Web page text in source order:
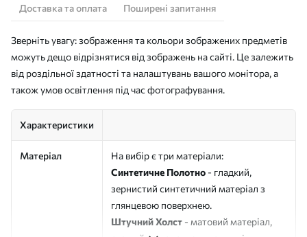
Доставка та оплата
Поширені запитання
Зверніть увагу: зображення та кольори зображених предметів
можуть дещо відрізнятися від зображень на сайті. Це залежить
від роздільної здатності та налаштувань вашого монітора, а
також умов освітлення під час фотографування.
Характеристики
Матеріал
На вибір є три матеріали:
Синтетичне Полотно - гладкий,
зернистий синтетичний матеріал з
глянцевою поверхнею.
Штучний Холст - матовий матеріал,